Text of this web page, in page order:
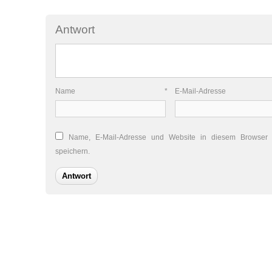
Antwort
Name * E-Mail-
Name, E-Mail-Adresse und Website in diesem
speichern.